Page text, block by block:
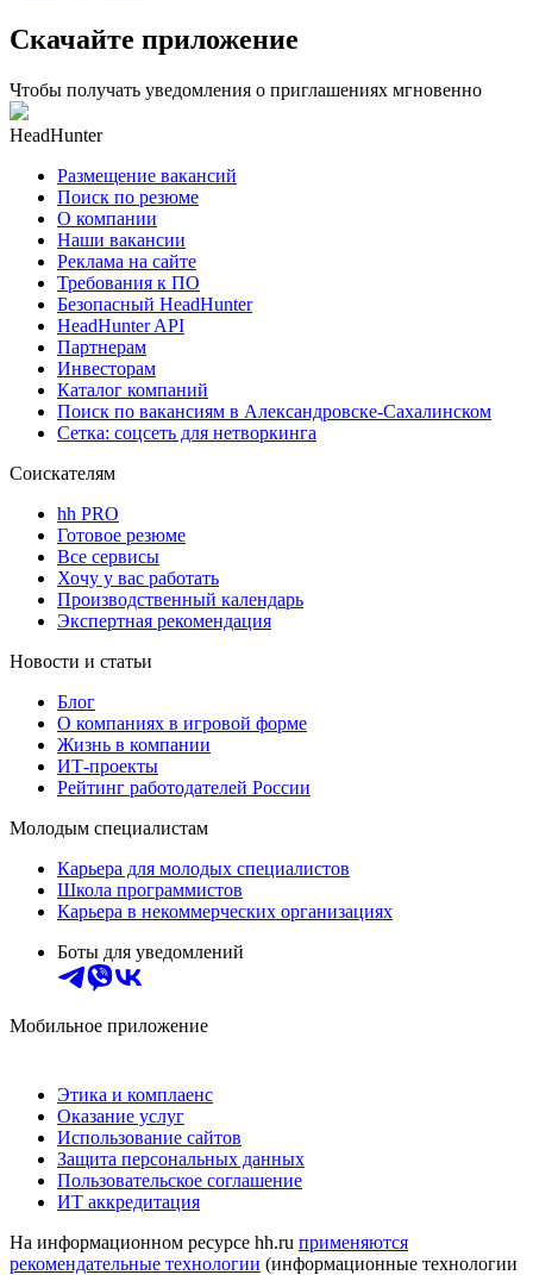
Скачайте приложение
Чтобы получать уведомления о приглашениях мгновенно
HeadHunter
Размещение вакансий
Поиск по резюме
О компании
Наши вакансии
Реклама на сайте
Требования к ПО
Безопасный HeadHunter
HeadHunter API
Партнерам
Инвесторам
Каталог компаний
Поиск по вакансиям в Александровске-Сахалинском
Сетка: соцсеть для нетворкинга
Соискателям
hh PRO
Готовое резюме
Все сервисы
Хочу у вас работать
Производственный календарь
Экспертная рекомендация
Новости и статьи
Блог
О компаниях в игровой форме
Жизнь в компании
ИТ-проекты
Рейтинг работодателей России
Молодым специалистам
Карьера для молодых специалистов
Школа программистов
Карьера в некоммерческих организациях
Боты для уведомлений
Мобильное приложение
Этика и комплаенс
Оказание услуг
Использование сайтов
Защита персональных данных
Пользовательское соглашение
ИТ аккредитация
На информационном ресурсе hh.ru применяются
рекомендательные технологии (информационные технологии